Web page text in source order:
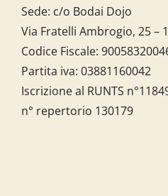
Sede: c/o Bodai Dojo
Via Fratelli Ambrogio, 25 –
Codice Fiscale:
Partita iva: 03881160042
Iscrizione al RUNTS
n° repertorio 130179